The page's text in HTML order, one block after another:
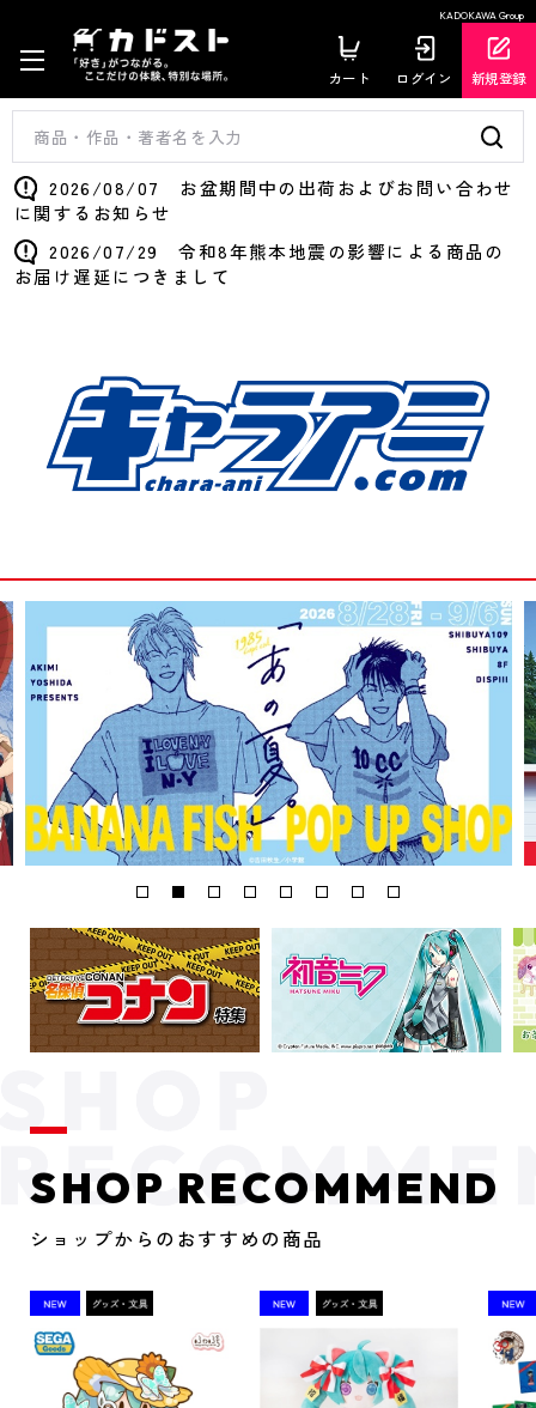
KADOKAWA Group
カート ログイン 新規登録
2026/08/07 お盆期間中の出荷およびお問い合わせ
に関するお知らせ
2026/07/29 令和8年熊本地震の影響による商品の
お届け遅延につきまして
SHOP RECOMMEND
ショップからのおすすめの商品